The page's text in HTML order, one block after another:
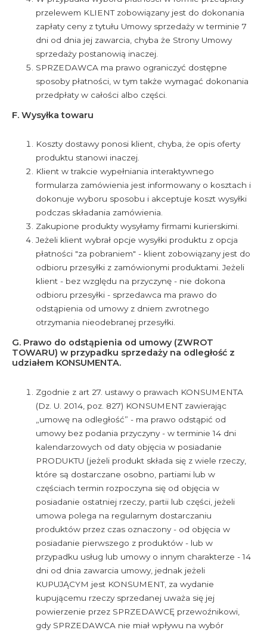
przelewem KLIENT zobowiązany jest do dokonania
zapłaty ceny z tytułu Umowy sprzedaży w terminie 7
dni od dnia jej zawarcia, chyba że Strony Umowy
sprzedaży postanowią inaczej.
SPRZEDAWCA ma prawo ograniczyć dostępne
sposoby płatności, w tym także wymagać dokonania
przedpłaty w całości albo części.
F. Wysyłka towaru
Koszty dostawy ponosi klient, chyba, że opis oferty
produktu stanowi inaczej.
Klient w trakcie wypełniania interaktywnego
formularza zamówienia jest informowany o kosztach i
dokonuje wyboru sposobu i akceptuje koszt wysyłki
podczas składania zamówienia.
Zakupione produkty wysyłamy firmami kurierskimi.
Jeżeli klient wybrał opcje wysyłki produktu z opcja
płatności "za pobraniem" - klient zobowiązany jest do
odbioru przesyłki z zamówionymi produktami. Jeżeli
klient - bez względu na przyczynę - nie dokona
odbioru przesyłki - sprzedawca ma prawo do
odstąpienia od umowy z dniem zwrotnego
otrzymania nieodebranej przesyłki.
G. Prawo do odstąpienia od umowy (ZWROT
TOWARU) w przypadku sprzedaży na odległość z
udziałem KONSUMENTA.
Zgodnie z art 27. ustawy o prawach KONSUMENTA
(Dz. U. 2014, poz. 827) KONSUMENT zawierając
„umowę na odległość” - ma prawo odstąpić od
umowy bez podania przyczyny - w terminie 14 dni
kalendarzowych od daty objęcia w posiadanie
PRODUKTU (jeżeli produkt składa się z wiele rzeczy,
które są dostarczane osobno, partiami lub w
częściach termin rozpoczyna się od objęcia w
posiadanie ostatniej rzeczy, partii lub części, jeżeli
umowa polega na regularnym dostarczaniu
produktów przez czas oznaczony - od objęcia w
posiadanie pierwszego z produktów - lub w
przypadku usług lub umowy o innym charakterze - 14
dni od dnia zawarcia umowy, jednak jeżeli
KUPUJĄCYM jest KONSUMENT, za wydanie
kupującemu rzeczy sprzedanej uważa się jej
powierzenie przez SPRZEDAWCĘ przewoźnikowi,
gdy SPRZEDAWCA nie miał wpływu na wybór